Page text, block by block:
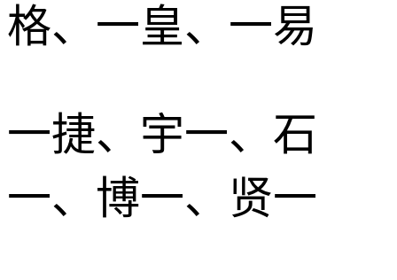
格、一皇、一易
一捷、宇一、石
一、博一、贤一